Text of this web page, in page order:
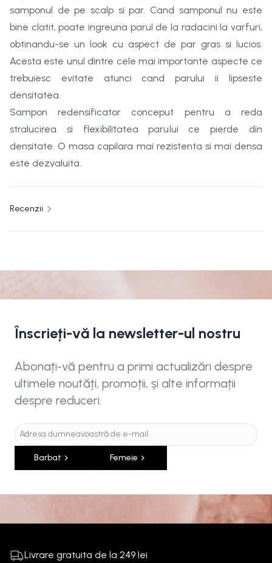
samponul de pe scalp si par. Cand samponul nu este
bine clatit, poate ingreuna parul de la radacini la varfuri,
obtinandu-se un look cu aspect de par gras si lucios.
Acesta este unul dintre cele mai importante aspecte ce
trebuiesc evitate atunci cand parului ii lipseste
densitatea.
Sampon redensificator conceput pentru a reda
stralucirea si flexibilitatea parului ce pierde din
densitate. O masa capilara mai rezistenta si mai densa
este dezvaluita.
Recenzii
Înscrieți-vă la newsletter-ul nostru
Abonați-vă pentru a primi actualizări despre
ultimele noutăți, promoții, și alte informații
despre reduceri.
Barbat Femeie
Livrare gratuita de la 249 lei